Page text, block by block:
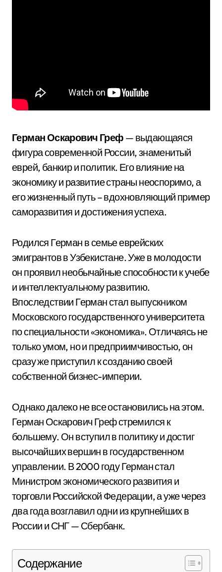
Герман Оскарович Греф — выдающаяся
фигура современной России, знаменитый
еврей, банкир и политик. Его влияние на
экономику и развитие страны неоспоримо, а
его жизненный путь – вдохновляющий пример
саморазвития и достижения успеха.
Родился Герман в семье еврейских
эмигрантов в Узбекистане. Уже в молодости
он проявил необычайные способности к учебе
и интеллектуальному развитию.
Впоследствии Герман стал выпускником
Московского государственного университета
по специальности «экономика». Отличаясь не
только умом, но и предприимчивостью, он
сразу же приступил к созданию своей
собственной бизнес-империи.
Однако далеко не все остановились на этом.
Герман Оскарович Греф стремился к
большему. Он вступил в политику и достиг
высочайших вершин в государственном
управлении. В 2000 году Герман стал
Министром экономического развития и
торговли Российской Федерации, а уже через
два года возглавил одни из крупнейших в
России и СНГ — Сбербанк.
Содержание